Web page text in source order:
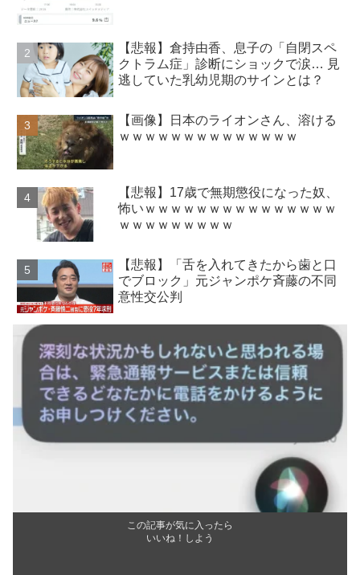
【悲報】倉持由香、息子の「自閉スペ
クトラム症」診断にショックで涙… 見
逃していた乳幼児期のサインとは？
【画像】日本のライオンさん、溶ける
ｗｗｗｗｗｗｗｗｗｗｗｗｗｗ
【悲報】17歳で無期懲役になった奴、
怖いｗｗｗｗｗｗｗｗｗｗｗｗｗｗｗ
ｗｗｗｗｗｗｗｗｗ
【悲報】「舌を入れてきたから歯と口
でブロック」元ジャンポケ斉藤の不同
意性交公判
この記事が気に入ったら
いいね！しよう